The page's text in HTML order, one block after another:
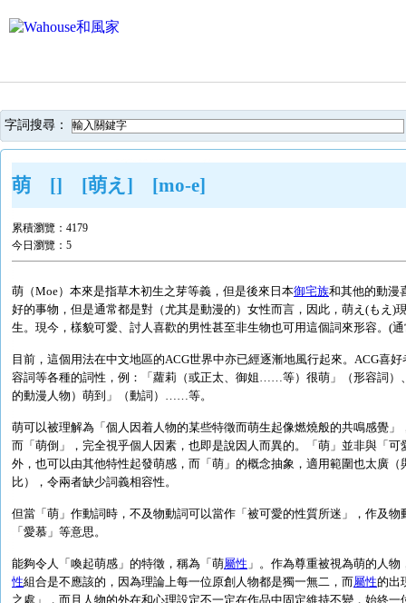
字詞搜尋：
萌 [] [萌え] [mo-e]
累積瀏覽： 4179
今日瀏覽： 5
萌（Moe）本來是指草木初生之芽等義，但是後來日本御宅族和其他的動漫
好的事物，但是通常都是對（尤其是動漫的）女性而言，因此，萌え(もえ)
生。現今，樣貌可愛、討人喜歡的男性甚至非生物也可用這個詞來形容。(
目前，這個用法在中文地區的ACG世界中亦已經逐漸地風行起來。ACG喜
容詞等各種的詞性，例：「蘿莉（或正太、御姐……等）很萌」（形容詞）
的動漫人物）萌到」（動詞）……等。
萌可以被理解為「個人因着人物的某些特徵而萌生起像燃燒般的共鳴感覺
而「萌倒」，完全視乎個人因素，也即是說因人而異的。「萌」並非與「
外，也可以由其他特性起發萌感，而「萌」的概念抽象，適用範圍也太廣（
比），令兩者缺少詞義相容性。
但當「萌」作動詞時，不及物動詞可以當作「被可愛的性質所迷」，作及物
「愛慕」等意思。
能夠令人「喚起萌感」的特徵，稱為「萌屬性 」。作為尊重被視為萌的人
性組合是不應該的，因為理論上每一位原創人物都是獨一無二，而屬性的出
之處」，而且人物的外在和心理設定不一定在作品中固定維持不變，始終